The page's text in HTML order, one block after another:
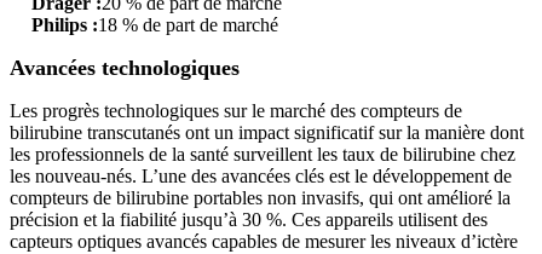
Philips :18 % de part de marché
Avancées technologiques
Les progrès technologiques sur le marché des compteurs de
bilirubine transcutanés ont un impact significatif sur la manière dont
les professionnels de la santé surveillent les taux de bilirubine chez
les nouveau-nés. L’une des avancées clés est le développement de
compteurs de bilirubine portables non invasifs, qui ont amélioré la
précision et la fiabilité jusqu’à 30 %. Ces appareils utilisent des
capteurs optiques avancés capables de mesurer les niveaux d’ictère